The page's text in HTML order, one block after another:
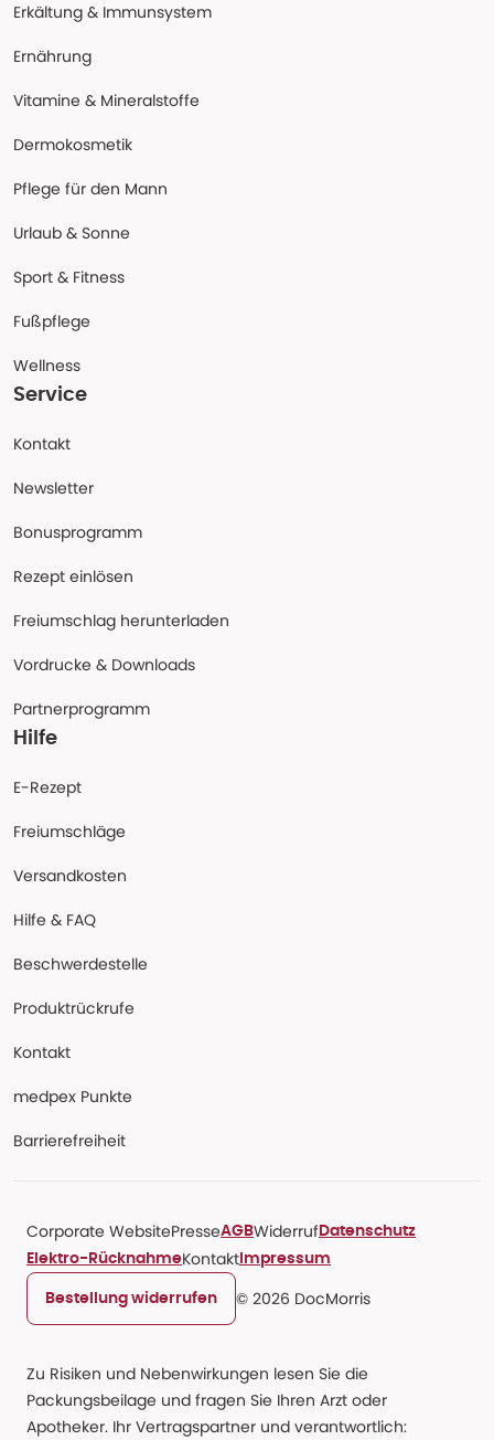
Erkältung & Immunsystem
Ernährung
Vitamine & Mineralstoffe
Dermokosmetik
Pflege für den Mann
Urlaub & Sonne
Sport & Fitness
Fußpflege
Wellness
Service
Kontakt
Newsletter
Bonusprogramm
Rezept einlösen
Freiumschlag herunterladen
Vordrucke & Downloads
Partnerprogramm
Hilfe
E-Rezept
Freiumschläge
Versandkosten
Hilfe & FAQ
Beschwerdestelle
Produktrückrufe
Kontakt
medpex Punkte
Barrierefreiheit
Corporate WebsitePresseAGBWiderruf Datenschutz
Elektro-RücknahmeKontakt Impressum
Bestellung widerrufen © 2026 DocMorris
Zu Risiken und Nebenwirkungen lesen Sie die
Packungsbeilage und fragen Sie Ihren Arzt oder
Apotheker. Ihr Vertragspartner und verantwortlich: